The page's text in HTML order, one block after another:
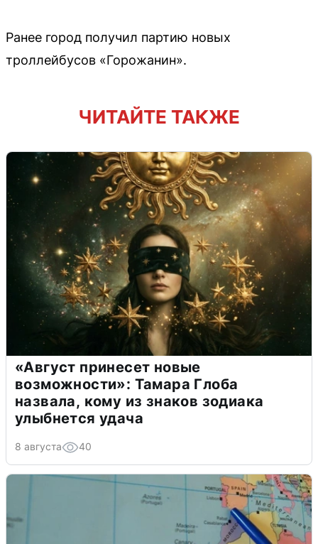
Ранее город получил партию новых
троллейбусов «Горожанин».
ЧИТАЙТЕ ТАКЖЕ
«Август принесет новые
возможности»: Тамара Глоба
назвала, кому из знаков зодиака
улыбнется удача
8 августа 40